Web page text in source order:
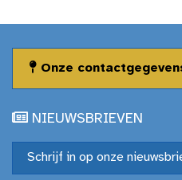
Onze
NIEUWSBRIEVEN
Schrijf in op onze